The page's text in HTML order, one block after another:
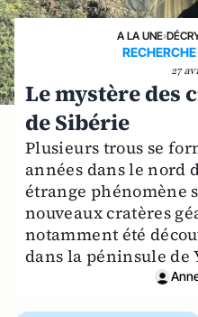
A LA UNE›
27
Le mystère des
de Sibérie
Plusieurs trous se
années dans le nord
étrange phénomène
nouveaux cratères
notamment été
dans la péninsule de